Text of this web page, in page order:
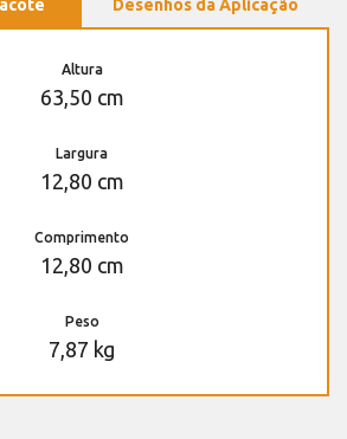
Desenhos da Aplicação
Altura
63,50 cm
Largura
12,80 cm
Comprimento
12,80 cm
Peso
7,87 kg